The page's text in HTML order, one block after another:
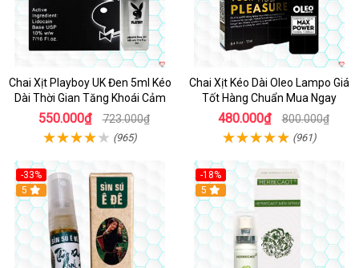
Chai Xịt Playboy UK Đen 5ml Kéo
Dài Thời Gian Tăng Khoái Cảm
550.000₫ 723.000₫
(965)
Chai Xịt Kéo Dài Oleo Lampo Giá
Tốt Hàng Chuẩn Mua Ngay
480.000₫ 800.000₫
(961)
-33%
5
-18%
5